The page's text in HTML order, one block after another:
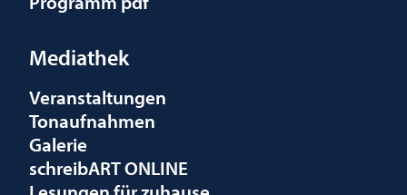
Mediathek
Veranstaltungen
Tonaufnahmen
Galerie
schreibART ONLINE